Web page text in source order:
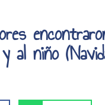
al niño